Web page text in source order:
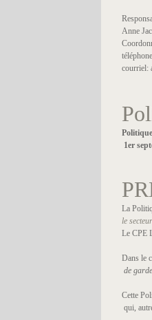
Anne
courriel:
1er
La
le
Le CPE
Dans le
de
Cette
qui,